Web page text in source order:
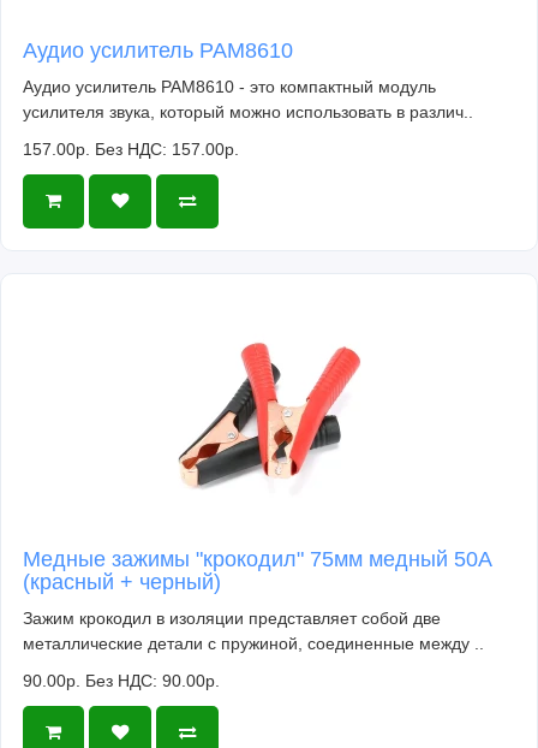
Аудио усилитель PAM8610
Аудио усилитель PAM8610 - это компактный модуль
усилителя звука, который можно использовать в различ..
157.00р. Без НДС: 157.00р.
Медные зажимы "крокодил" 75мм медный 50A
(красный + черный)
Зажим крокодил в изоляции представляет собой две
металлические детали с пружиной, соединенные между ..
90.00р. Без НДС: 90.00р.